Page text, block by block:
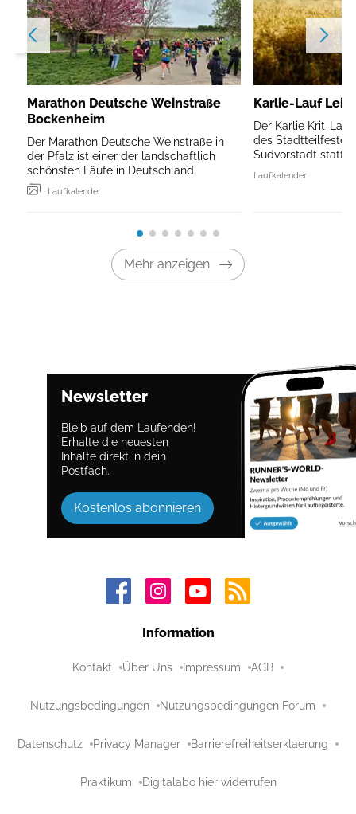
Marathon Deutsche Weinstraße
Bockenheim
Der Marathon Deutsche Weinstraße in
der Pfalz ist einer der landschaftlich
schönsten Läufe in Deutschland.
Laufkalender
Karlie-Lauf
Der Karlie Krit-
des Stadtteilfestes
Südvorstadt statt.
Laufkalender
Mehr anzeigen
Newsletter
Bleib auf dem Laufenden!
Erhalte die neuesten
Inhalte direkt in dein
Postfach.
Kostenlos abonnieren
Information
Kontakt Über Uns Impressum AGB
Nutzungsbedingungen Nutzungsbedingungen Forum
Datenschutz Privacy Manager Barrierefreiheitserklaerung
Praktikum Digitalabo hier widerrufen